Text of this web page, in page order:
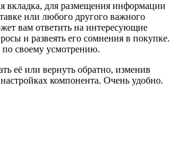
вкладка, для размещения информации
или любого другого важного
вам ответить на интересующие
и развеять его сомнения в покупке.
по своему усмотрению.
её или вернуть обратно, изменив
компонента. Очень удобно.